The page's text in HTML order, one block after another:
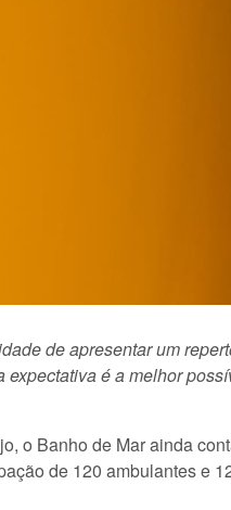
de apresentar um
é a melhor
o Banho de Mar ainda
de 120 ambulantes e